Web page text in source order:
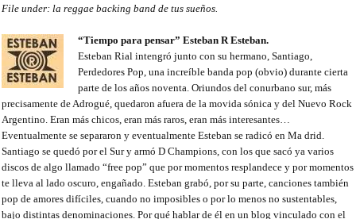
File under: la reggae backing band de tus sueños.
“Tiempo para pensar” Esteban R Esteban.
Esteban Rial intengró junto con su hermano, Santiago,
Perdedores Pop, una increíble banda pop (obvio) durante cierta
parte de los años noventa. Oriundos del conurbano sur, más
precisamente de Adrogué, quedaron afuera de la movida sónica y del Nuevo Rock
Argentino. Eran más chicos, eran más raros, eran más interesantes…
Eventualmente se separaron y eventualmente Esteban se radicó en Ma drid.
Santiago se quedó por el Sur y armó D Champions, con los que sacó ya varios
discos de algo llamado “free pop” que por momentos resplandece y por momentos
te lleva al lado oscuro, engañado. Esteban grabó, por su parte, canciones también
pop de amores difíciles, cuando no imposibles o por lo menos no sustentables,
bajo distintas denominaciones. Por qué hablar de él en un blog vinculado con el